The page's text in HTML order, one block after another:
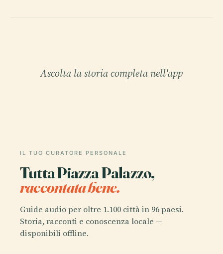
Ascolta la storia completa nell'app
IL TUO CURATORE PERSONALE
Tutta Piazza Palazzo,
raccontata bene.
Guide audio per oltre 1.100 città in 96 paesi.
Storia, racconti e conoscenza locale —
disponibili offline.